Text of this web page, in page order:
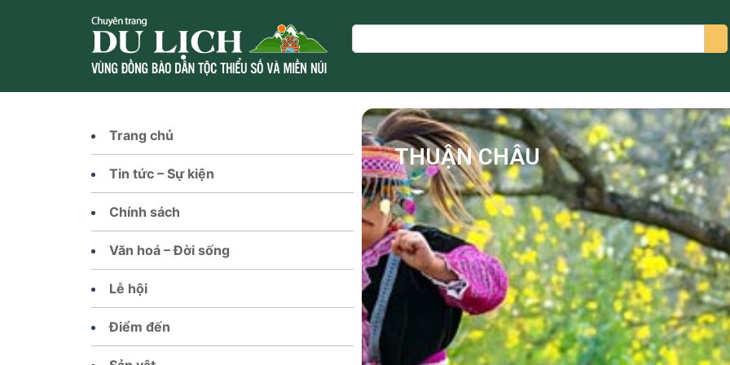
Search
Trang chủ
Tin tức – Sự kiện
Chính sách
Văn hoá – Đời sống
Lễ hội
Điểm đến
THUẬN CHÂU